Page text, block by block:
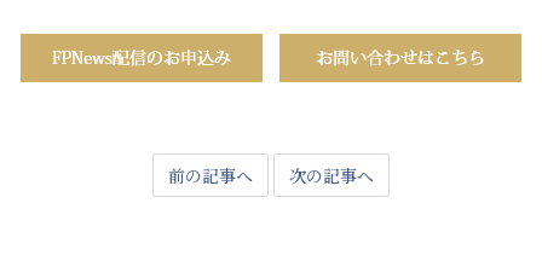
前の記事へ 次の記事へ